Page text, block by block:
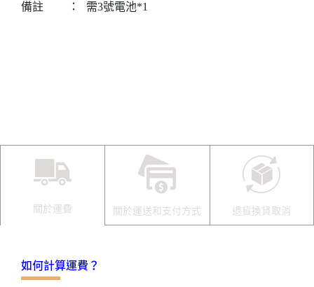
備註 ： 需3號電池*1
關於運費 關於運送和支付方式 退貨換貨取消
如何計算運費？